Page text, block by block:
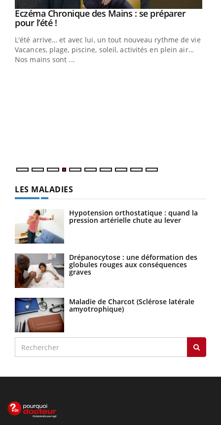
Youtube
Eczéma Chronique des Mains : se préparer
pour l’été !Youtube
L'été arrive… et avec lui, un tout nouveau rythme de vie !
Vacances, plage, piscine, soleil, activités en plein air…
Nos mains sont ...
LES MALADIES
Hypotension orthostatique : quand la
pression artérielle chute au lever
Drépanocytose : une déformation des
globules rouges aux conséquences
graves
Maladie de Charcot (Sclérose latérale
amyotrophique)